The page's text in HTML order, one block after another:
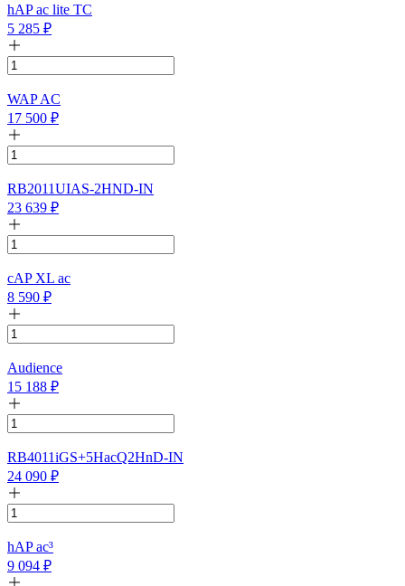
hAP ac lite TC
5 285 ₽
WAP AC
17 500 ₽
RB2011UIAS-2HND-IN
23 639 ₽
cAP XL ac
8 590 ₽
Audience
15 188 ₽
RB4011iGS+5HacQ2HnD-IN
24 090 ₽
hAP ac³
9 094 ₽